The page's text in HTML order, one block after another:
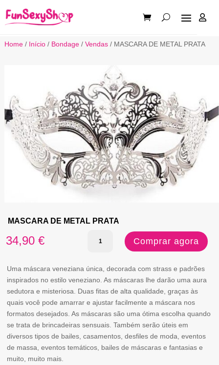

Home/ Início/ Bondage/ Vendas/ MASCARA DE METAL PRATA
MASCARA DE METAL PRATA
34,90 €
Quantidade
MASCARA
DE
METAL
PRATA
Comprar agora
Uma máscara veneziana única, decorada com strass e padrões
inspirados no estilo veneziano. As máscaras lhe darão uma aura
sedutora e misteriosa. Duas fitas de alta qualidade, graças às
quais você pode amarrar e ajustar facilmente a máscara nos
formatos desejados. As máscaras são uma ótima escolha quando
se trata de brincadeiras sensuais. Também serão úteis em
diversos tipos de bailes, casamentos, desfiles de moda, eventos
de massa, eventos temáticos, bailes de máscaras e fantasias e
muito, muito mais.